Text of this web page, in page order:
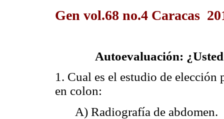
Gen vol.68 no.4 Caracas
Autoevaluación:
1. Cual es el estudio de elección
en colon:
A) Radiografía de abdomen.